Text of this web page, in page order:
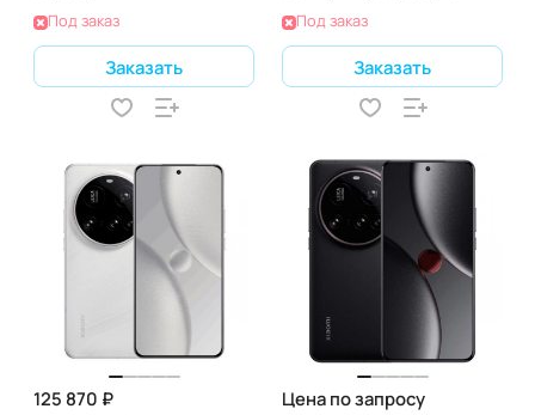
Под заказ
Заказать
Под заказ
Заказать
125 870 ₽
Цена по запросу